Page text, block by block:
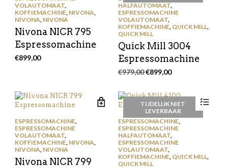
VOLAUTOMAAT,
KOFFIEMACHINE, NIVONA
NIVONA NIVONA
Nivona NICR 795
Espressomachine
€899,00
HALFAUTOMAAT,
ESPRESSOMACHINE
VOLAUTOMAAT,
KOFFIEMACHINE, QUICK MILL,
QUICK MILL
Quick Mill 3004
Espressomachine
€979,00Oorspronkelijke
€979,00.
€899,00Huidige
€899,00.
ESPRESSOMACHINE,
ESPRESSOMACHINE
VOLAUTOMAAT,
KOFFIEMACHINE, NIVONA
NIVONA NIVONA
Nivona NICR 799
TIJDELIJK NIET
LEVERBAAR
ESPRESSOMACHINE,
ESPRESSOMACHINE
HALFAUTOMAAT,
ESPRESSOMACHINE
VOLAUTOMAAT,
KOFFIEMACHINE, QUICK MILL,
QUICK MILL